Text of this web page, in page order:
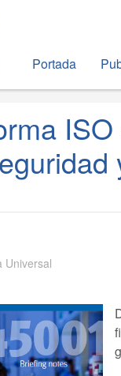
Portada
Universal